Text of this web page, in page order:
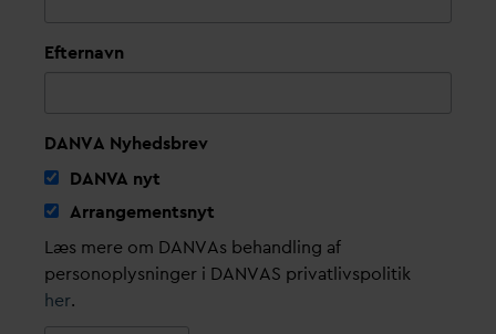
Efternavn
DANVA Nyhedsbrev
DANVA nyt
Arrangementsnyt
Læs mere om DANVAs behandling af
personoplysninger i DANVAS privatlivspolitik
her.